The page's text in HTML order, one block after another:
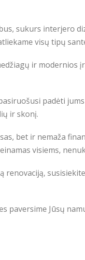
sukurs interjero
visų tipų
ir
padėti
ir skonį.
bet ir nemaža
visiems,
paversime Jūsų